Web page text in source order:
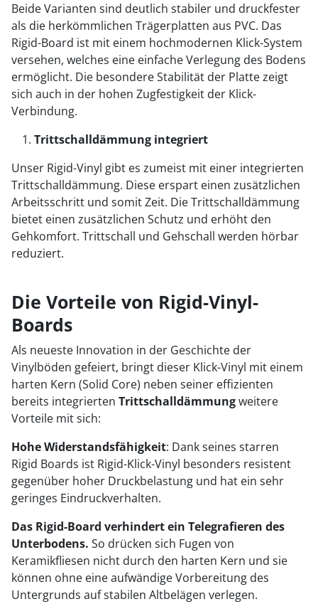
Beide Varianten sind deutlich stabiler und druckfester
als die herkömmlichen Trägerplatten aus PVC. Das
Rigid-Board ist mit einem hochmodernen Klick-System
versehen, welches eine einfache Verlegung des Bodens
ermöglicht. Die besondere Stabilität der Platte zeigt
sich auch in der hohen Zugfestigkeit der Klick-
Verbindung.
Trittschalldämmung integriert
Unser Rigid-Vinyl gibt es zumeist mit einer integrierten
Trittschalldämmung. Diese erspart einen zusätzlichen
Arbeitsschritt und somit Zeit. Die Trittschalldämmung
bietet einen zusätzlichen Schutz und erhöht den
Gehkomfort. Trittschall und Gehschall werden hörbar
reduziert.
Die Vorteile von Rigid-Vinyl-
Boards
Als neueste Innovation in der Geschichte der
Vinylböden gefeiert, bringt dieser Klick-Vinyl mit einem
harten Kern (Solid Core) neben seiner effizienten
bereits integrierten Trittschalldämmungweitere
Vorteile mit sich:
Hohe Widerstandsfähigkeit: Dank seines starren
Rigid Boards ist Rigid-Klick-Vinyl besonders resistent
gegenüber hoher Druckbelastung und hat ein sehr
geringes Eindruckverhalten.
Das Rigid-Board verhindert ein Telegrafieren des
Unterbodens. So drücken sich Fugen von
Keramikfliesen nicht durch den harten Kern und sie
können ohne eine aufwändige Vorbereitung des
Untergrunds auf stabilen Altbelägen verlegen.